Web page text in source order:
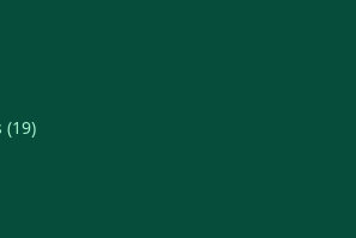
(19)